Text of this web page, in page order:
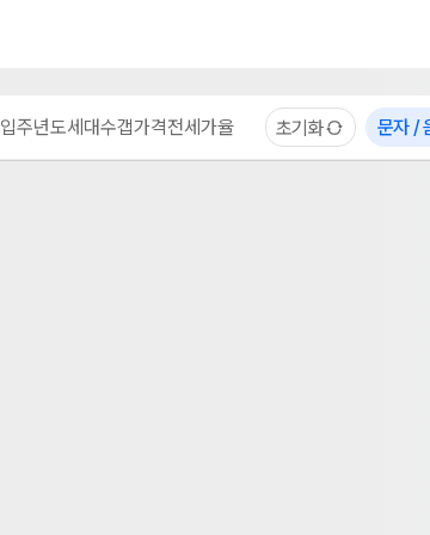
입주년도세대수갭가격전세가율 초기화 문자 /